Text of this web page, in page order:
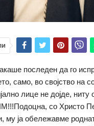
последен да го
само, во својство на
лице не дојде, ниту
со Христо
му ја обележавме